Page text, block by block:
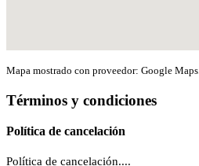
Mapa mostrado con proveedor: Google Maps.
Términos y condiciones
Política de cancelación
Política de cancelación....